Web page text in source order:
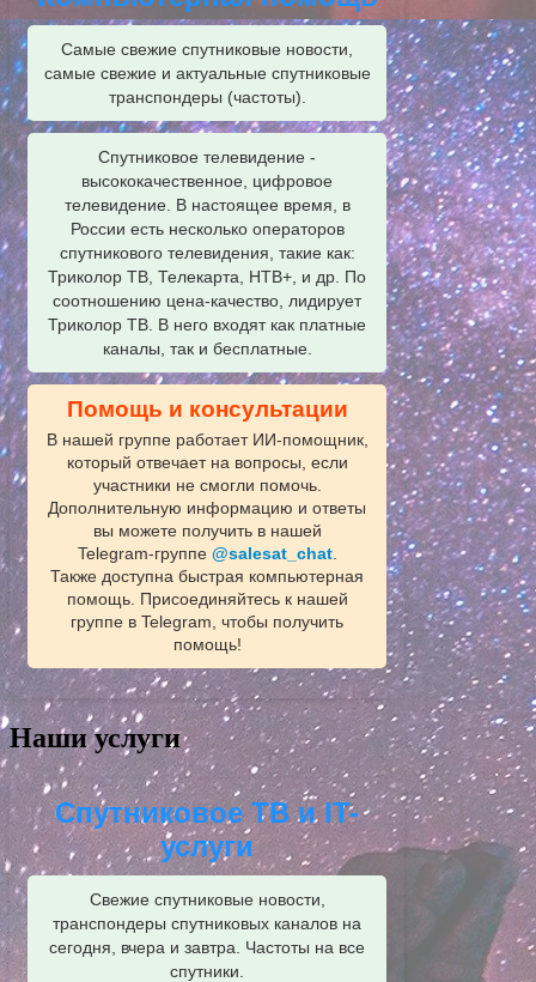
Самые свежие спутниковые новости,
самые свежие и актуальные спутниковые
транспондеры (частоты).
Спутниковое телевидение -
высококачественное, цифровое
телевидение. В настоящее время, в
России есть несколько операторов
спутникового телевидения, такие как:
Триколор ТВ, Телекарта, НТВ+, и др. По
соотношению цена-качество, лидирует
Триколор ТВ. В него входят как платные
каналы, так и бесплатные.
Помощь и консультации
В нашей группе работает ИИ‑помощник,
который отвечает на вопросы, если
участники не смогли помочь.
Дополнительную информацию и ответы
вы можете получить в нашей
Telegram‑группе @salesat_chat.
Также доступна быстрая компьютерная
помощь. Присоединяйтесь к нашей
группе в Telegram, чтобы получить
помощь!
Наши услуги
Спутниковое ТВ и IT-
услуги
Свежие спутниковые новости,
транспондеры спутниковых каналов на
сегодня, вчера и завтра. Частоты на все
спутники.